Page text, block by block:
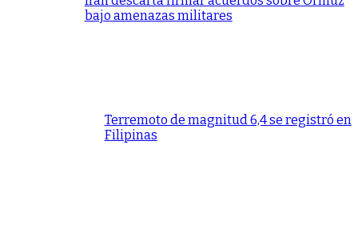
bajo amenazas militares
Terremoto de magnitud 6,4 se registró en
Filipinas